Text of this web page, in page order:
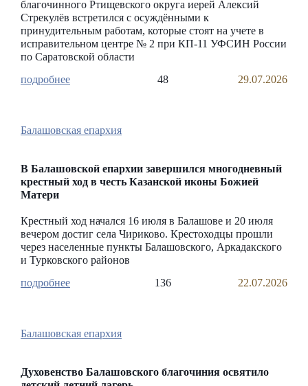
благочинного Ртищевского округа иерей Алексий
Стрекулёв встретился с осуждёнными к
принудительным работам, которые стоят на учете в
исправительном центре № 2 при КП-11 УФСИН России
по Саратовской области
48
29.07.2026
Балашовская епархия
В Балашовской епархии завершился многодневный
крестный ход в честь Казанской иконы Божией
Матери
Крестный ход начался 16 июля в Балашове и 20 июля
вечером достиг села Чириково. Крестоходцы прошли
через населенные пункты Балашовского, Аркадакского
и Турковского районов
136
22.07.2026
Балашовская епархия
Духовенство Балашовского благочиния освятило